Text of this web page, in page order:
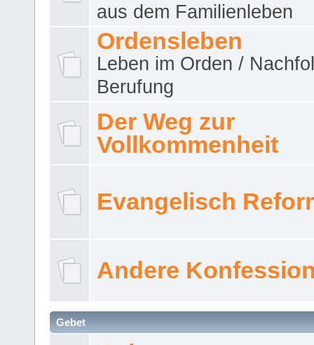
aus dem Familienleben
Ordensleben
Leben im Orden /
Berufung
Der Weg zur
Vollkommenheit
Evangelisch
Andere
Gebet